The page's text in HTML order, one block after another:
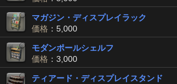
マガジン・ディスプレイラック
価格 ：5,000
モダンポールシェルフ
価格 ：3,000
ティアード・ディスプレイスタンド